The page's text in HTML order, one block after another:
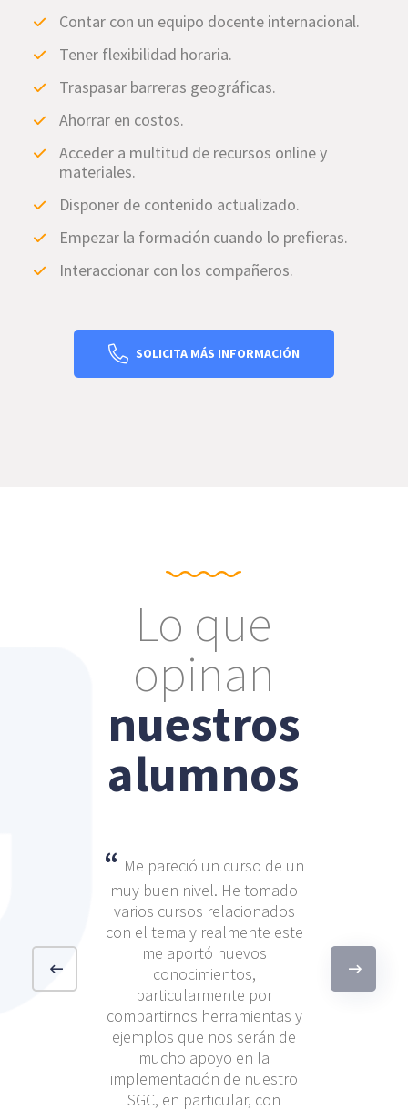
Contar con un equipo docente internacional.
Tener flexibilidad horaria.
Traspasar barreras geográficas.
Ahorrar en costos.
Acceder a multitud de recursos online y
materiales.
Disponer de contenido actualizado.
Empezar la formación cuando lo prefieras.
Interaccionar con los compañeros.
SOLICITA MÁS INFORMACIÓN
Lo que
opinan
nuestros
alumnos
Gracias al
por
Volveré a
Me pareció un curso de un
muy buen nivel. He tomado
varios cursos relacionados
con el tema y realmente este
me aportó nuevos
conocimientos,
particularmente por
compartirnos herramientas y
ejemplos que nos serán de
mucho apoyo en la
implementación de nuestro
SGC, en particular, con